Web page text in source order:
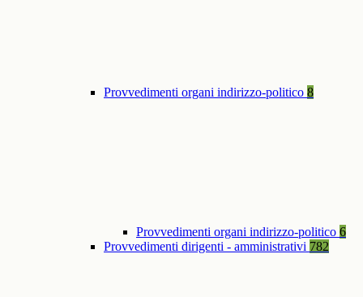
Provvedimenti organi indirizzo-politico 8
Provvedimenti organi indirizzo-politico 6
Provvedimenti dirigenti - amministrativi 782